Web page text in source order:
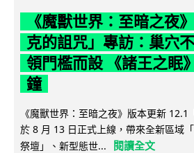
《魔獸世界：至暗之夜
克的詛咒」專訪：巢穴
領門檻而設 《諸王之眠
鐘
《魔獸世界：至暗之夜》版本更新
於 8 月 13 日正式上線，帶來全新區域
祭壇」、新型態世...
閱讀全文